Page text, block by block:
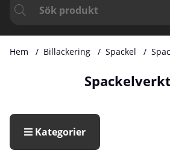
Hem Billackering Spackel
Kategorier